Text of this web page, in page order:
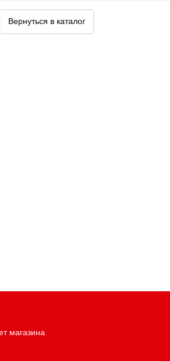
Вернуться в каталог
магазина